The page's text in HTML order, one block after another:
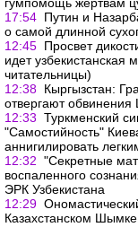
17:54 Путин и
о самой длинной
12:45 Просвет
идет узбекистанская
читательницы)
12:38 Кыргызстан:
отвергают
12:33 Туркменский
"Самостийность"
аннигилировать
12:32 "Секретные
воспаленного
ЭРК Узбекистана
12:29
Казахстанском